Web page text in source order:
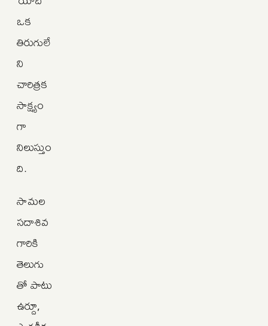
ఒక
తిరుగులే
ని
చారిత్రక
సాక్ష్యం
గా
నిలుస్తుం
ది.
సామల
సదాశివ
గారికి
తెలుగు
తో పాటు
ఉర్దూ,